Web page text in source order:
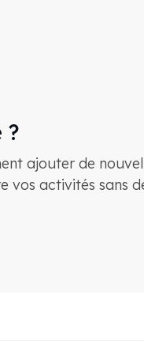
?
ajouter de
vos activités sans